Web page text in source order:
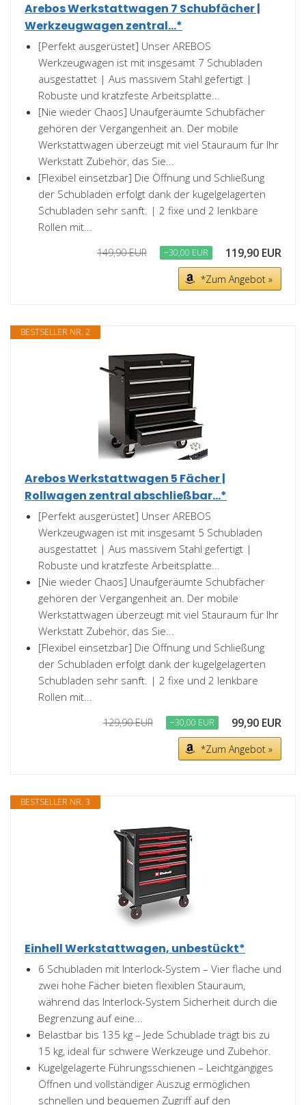
Arebos Werkstattwagen 7 Schubfächer |
Werkzeugwagen zentral...*
[Perfekt ausgerüstet] Unser AREBOS
Werkzeugwagen ist mit insgesamt 7 Schubladen
ausgestattet | Aus massivem Stahl gefertigt |
Robuste und kratzfeste Arbeitsplatte...
[Nie wieder Chaos] Unaufgeräumte Schubfächer
gehören der Vergangenheit an. Der mobile
Werkstattwagen überzeugt mit viel Stauraum für Ihr
Werkstatt Zubehör, das Sie...
[Flexibel einsetzbar] Die Öffnung und Schließung
der Schubladen erfolgt dank der kugelgelagerten
Schubladen sehr sanft. | 2 fixe und 2 lenkbare
Rollen mit...
149,90 EUR −30,00 EUR 119,90 EUR
*Zum Angebot »
BESTSELLER NR. 2
Arebos Werkstattwagen 5 Fächer |
Rollwagen zentral abschließbar...*
[Perfekt ausgerüstet] Unser AREBOS
Werkzeugwagen ist mit insgesamt 5 Schubladen
ausgestattet | Aus massivem Stahl gefertigt |
Robuste und kratzfeste Arbeitsplatte...
[Nie wieder Chaos] Unaufgeräumte Schubfächer
gehören der Vergangenheit an. Der mobile
Werkstattwagen überzeugt mit viel Stauraum für Ihr
Werkstatt Zubehör, das Sie...
[Flexibel einsetzbar] Die Öffnung und Schließung
der Schubladen erfolgt dank der kugelgelagerten
Schubladen sehr sanft. | 2 fixe und 2 lenkbare
Rollen mit...
129,90 EUR −30,00 EUR 99,90 EUR
*Zum Angebot »
BESTSELLER NR. 3
Einhell Werkstattwagen, unbestückt*
6 Schubladen mit Interlock-System – Vier flache und
zwei hohe Fächer bieten flexiblen Stauraum,
während das Interlock-System Sicherheit durch die
Begrenzung auf eine...
Belastbar bis 135 kg – Jede Schublade trägt bis zu
15 kg, ideal für schwere Werkzeuge und Zubehör.
Kugelgelagerte Führungsschienen – Leichtgängiges
Öffnen und vollständiger Auszug ermöglichen
schnellen und bequemen Zugriff auf den